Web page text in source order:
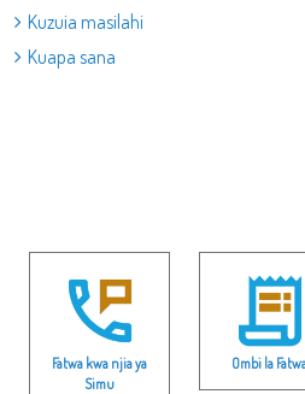
Kuzuia masilahi
Kuapa sana
Fatwa kwa njia ya
Simu
Ombi la